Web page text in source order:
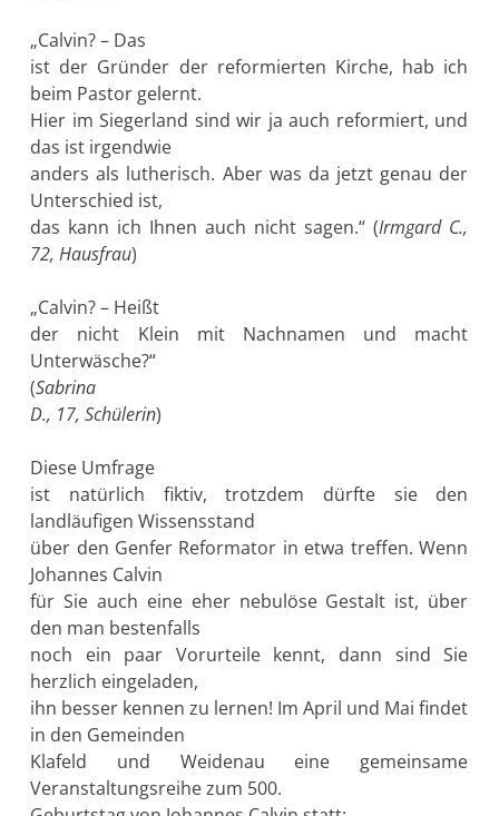
„Calvin? – Das
ist der Gründer der reformierten Kirche, hab ich
beim Pastor gelernt.
Hier im Siegerland sind wir ja auch reformiert, und
das ist irgendwie
anders als lutherisch. Aber was da jetzt genau der
Unterschied ist,
das kann ich Ihnen auch nicht sagen.“ (Irmgard C.,
72, Hausfrau)
„Calvin? – Heißt
der nicht Klein mit Nachnamen und macht
Unterwäsche?“
(Sabrina
D., 17, Schülerin)
Diese Umfrage
ist natürlich fiktiv, trotzdem dürfte sie den
landläufigen Wissensstand
über den Genfer Reformator in etwa treffen. Wenn
Johannes Calvin
für Sie auch eine eher nebulöse Gestalt ist, über
den man bestenfalls
noch ein paar Vorurteile kennt, dann sind Sie
herzlich eingeladen,
ihn besser kennen zu lernen! Im April und Mai findet
in den Gemeinden
Klafeld und Weidenau eine gemeinsame
Veranstaltungsreihe zum 500.